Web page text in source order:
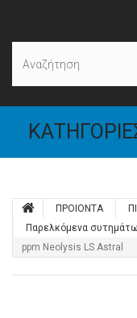
ΠΡΟΙΟΝΤΑ
Παρελκόμενα
ppm Neolysis LS Astral